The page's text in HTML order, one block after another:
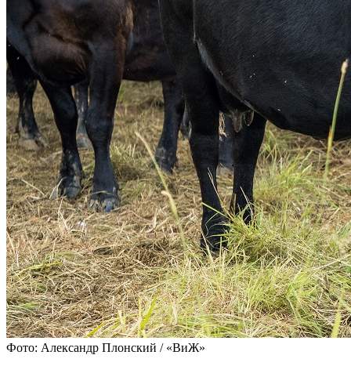
Фото: Александр Плонский / «ВиЖ»